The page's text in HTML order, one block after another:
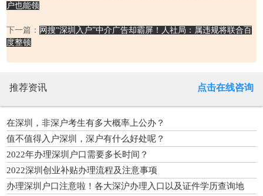
户也能领
下一篇： 网搜“深圳入户”中介广告却霸屏！人社局：属违规将联合百
度整顿
推荐资讯 点击在线咨询
在深圳，非深户考生有多大概率上公办？
值不值得入户深圳，深户有什么好处呢？
2022年办理深圳户口需要多长时间？
2022深圳创业补贴办理流程及注意事项
办理深圳户口注意啦！各大深沪办理入口以及证件学历查询地